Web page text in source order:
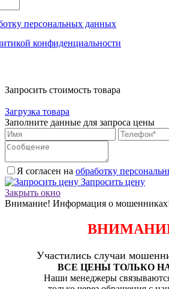
персональных данных
конфиденциальности
Запросить стоимость товара
Загрузка товара
Заполните данные для запроса цены
Я согласен на обработку
Запросить цену
Закрыть окно
Внимание! Информация о
Участились случаи
ВСЕ ЦЕНЫ ТОЛЬКО
Наши менеджеры